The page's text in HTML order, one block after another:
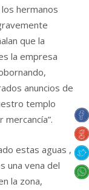
hermanos
que la
la empresa
anuncios de
templo
estas aguas ,
una vena del
la zona,